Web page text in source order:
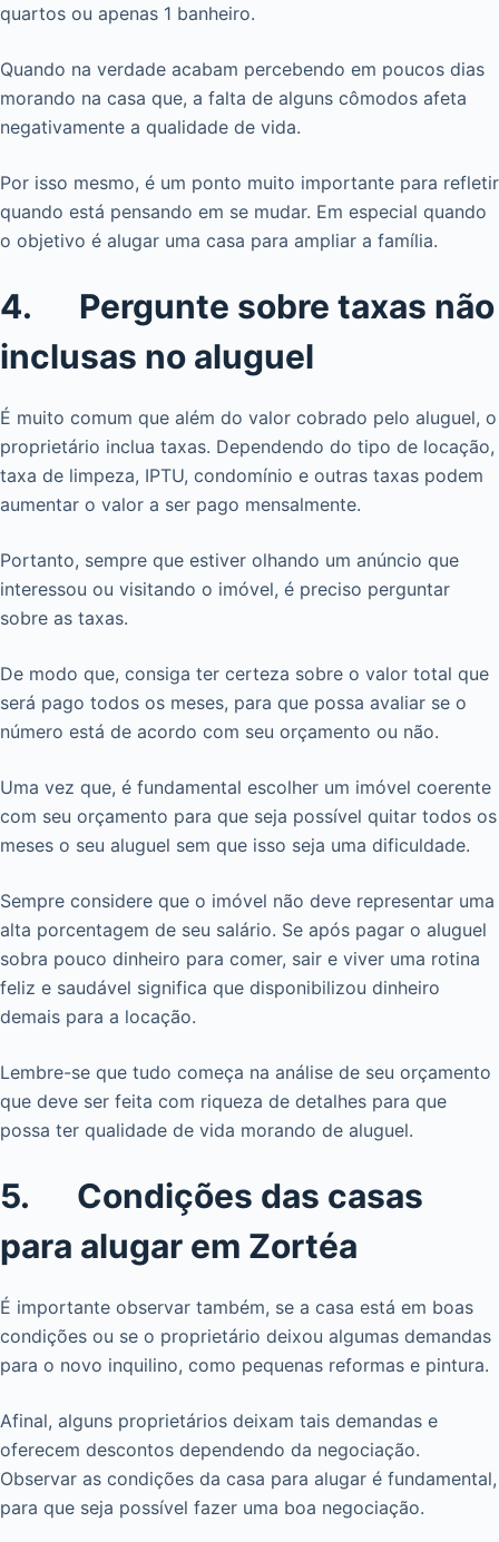
quartos ou apenas 1 banheiro.
Quando na verdade acabam percebendo em poucos dias
morando na casa que, a falta de alguns cômodos afeta
negativamente a qualidade de vida.
Por isso mesmo, é um ponto muito importante para refletir
quando está pensando em se mudar. Em especial quando
o objetivo é alugar uma casa para ampliar a família.
4. Pergunte sobre taxas não
inclusas no aluguel
É muito comum que além do valor cobrado pelo aluguel, o
proprietário inclua taxas. Dependendo do tipo de locação,
taxa de limpeza, IPTU, condomínio e outras taxas podem
aumentar o valor a ser pago mensalmente.
Portanto, sempre que estiver olhando um anúncio que
interessou ou visitando o imóvel, é preciso perguntar
sobre as taxas.
De modo que, consiga ter certeza sobre o valor total que
será pago todos os meses, para que possa avaliar se o
número está de acordo com seu orçamento ou não.
Uma vez que, é fundamental escolher um imóvel coerente
com seu orçamento para que seja possível quitar todos os
meses o seu aluguel sem que isso seja uma dificuldade.
Sempre considere que o imóvel não deve representar uma
alta porcentagem de seu salário. Se após pagar o aluguel
sobra pouco dinheiro para comer, sair e viver uma rotina
feliz e saudável significa que disponibilizou dinheiro
demais para a locação.
Lembre-se que tudo começa na análise de seu orçamento
que deve ser feita com riqueza de detalhes para que
possa ter qualidade de vida morando de aluguel.
5. Condições das casas
para alugar em Zortéa
É importante observar também, se a casa está em boas
condições ou se o proprietário deixou algumas demandas
para o novo inquilino, como pequenas reformas e pintura.
Afinal, alguns proprietários deixam tais demandas e
oferecem descontos dependendo da negociação.
Observar as condições da casa para alugar é fundamental,
para que seja possível fazer uma boa negociação.